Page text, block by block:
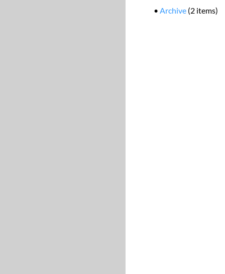
• Archive (2 items)